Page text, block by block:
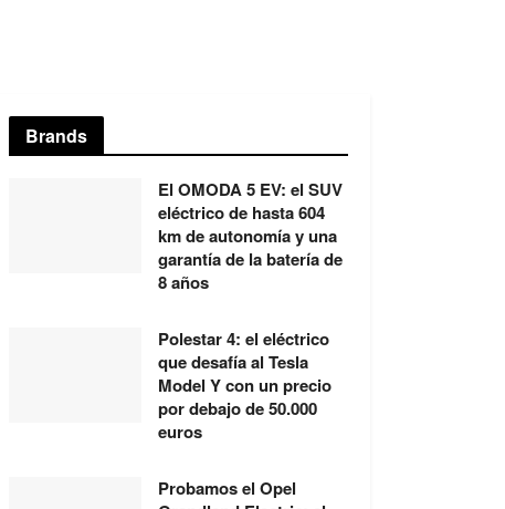
Brands
El OMODA 5 EV: el SUV
eléctrico de hasta 604
km de autonomía y una
garantía de la batería de
8 años
Polestar 4: el eléctrico
que desafía al Tesla
Model Y con un precio
por debajo de 50.000
euros
Probamos el Opel